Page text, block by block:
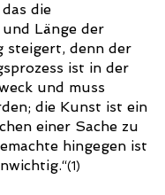
die
Länge der
steigert, denn der
ist in der
und muss
die Kunst ist ein
einer Sache zu
hingegen ist
(1)